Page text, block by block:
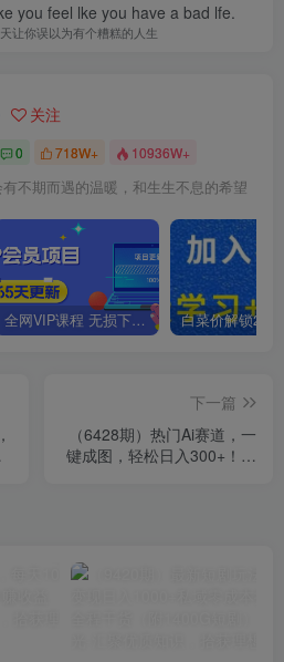
you feel lke you have a bad lfe.
让你误以为有个糟糕的人生
关注
0 718W+ 10936W+
有不期而遇的温暖，和生生不息的希望
全网VIP课程 无损下载~
下一篇
（6428期）热门Ai赛道，一
键成图，轻松日入300+！小